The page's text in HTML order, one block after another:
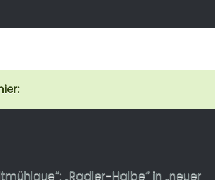
„Radler-Halbe“ in „neuer